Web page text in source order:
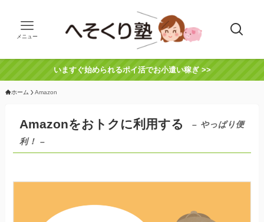
メニュー
いますぐ始められるポイ活でお小遣い稼ぎ >>
ホーム Amazon
Amazonをおトクに利用する
– やっぱり便
利！ –